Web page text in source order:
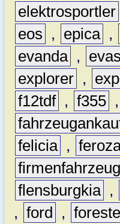
elektrosportler
eos
, epica ,
evanda ,
explorer ,
f12tdf , f355 ,
felicia ,
flensburgkia ,
, ford ,